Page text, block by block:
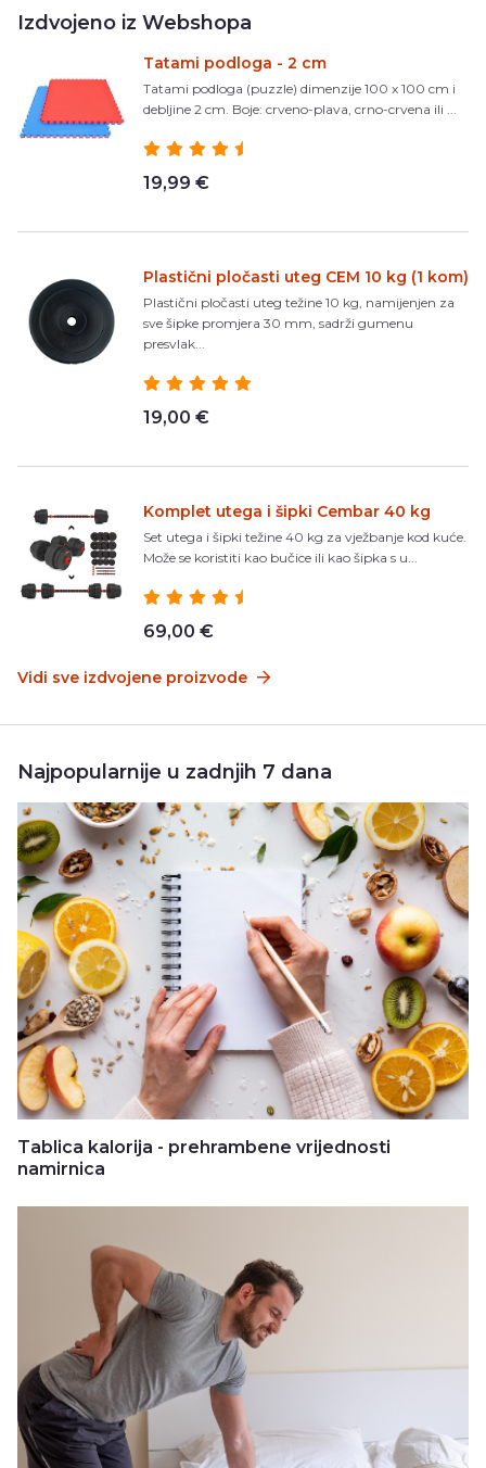
Izdvojeno iz Webshopa
Tatami podloga - 2 cm
Tatami podloga (puzzle) dimenzije 100 x 100 cm i
debljine 2 cm. Boje: crveno-plava, crno-crvena ili ...
19,99 €
Plastični pločasti uteg CEM 10 kg (1 kom)
Plastični pločasti uteg težine 10 kg, namijenjen za
sve šipke promjera 30 mm, sadrži gumenu
presvlak...
19,00 €
Komplet utega i šipki Cembar 40 kg
Set utega i šipki težine 40 kg za vježbanje kod kuće.
Može se koristiti kao bučice ili kao šipka s u...
69,00 €
Vidi sve izdvojene proizvode
Najpopularnije u zadnjih 7 dana
Tablica kalorija - prehrambene vrijednosti
namirnica